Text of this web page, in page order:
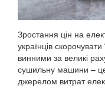
Зростання цін на
українців
винними за великі
сушильну машини –
джерелом витрат